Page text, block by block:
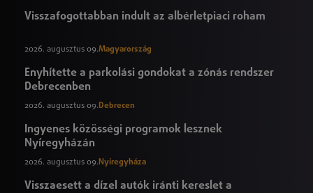
Visszafogottabban indult az albérletpiaci roham
2026. augusztus 09.Magyarország
Enyhítette a parkolási gondokat a zónás rendszer
Debrecenben
2026. augusztus 09.Debrecen
Ingyenes közösségi programok lesznek
Nyíregyházán
2026. augusztus 09. Nyíregyháza
Visszaesett a dízel autók iránti kereslet a